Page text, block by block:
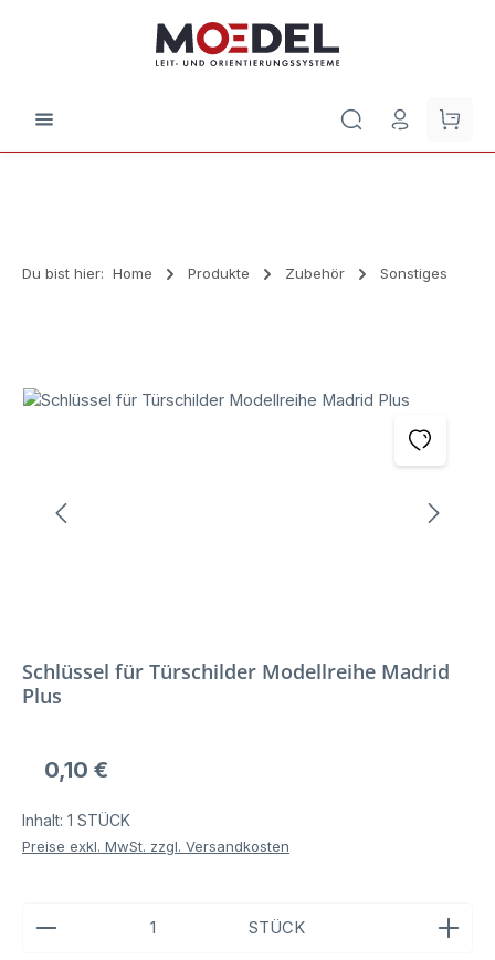
Zum Hauptinhalt springen
Du bist hier: Home Produkte Zubehör Sonstiges
Bildergalerie überspringen
Schlüssel für Türschilder Modellreihe Madrid
Plus
Regulärer Preis:
0,10 €
Inhalt: 1 STÜCK
Preise exkl. MwSt. zzgl. Versandkosten
Produkt Anzahl: Gib den gewünschten Wert ein
STÜCK